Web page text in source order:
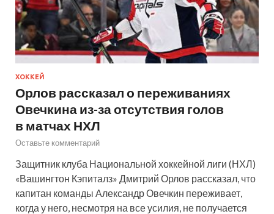
ХОККЕЙ
Орлов рассказал о переживаниях
Овечкина из-за отсутствия голов
в матчах НХЛ
Оставьте комментарий
Защитник клуба Национальной хоккейной лиги (НХЛ)
«Вашингтон Кэпиталз» Дмитрий Орлов рассказал, что
капитан команды Александр Овечкин переживает,
когда у него, несмотря на все усилия, не получается